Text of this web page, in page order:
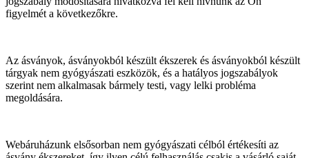
figyelmét a következőkre.
Az ásványok, ásványokból készült ékszerek és ásványokból készült
tárgyak nem gyógyászati eszközök, és a hatályos jogszabályok
szerint nem alkalmasak bármely testi, vagy lelki probléma
megoldására.
Webáruházunk elsősorban nem gyógyászati célból értékesíti az